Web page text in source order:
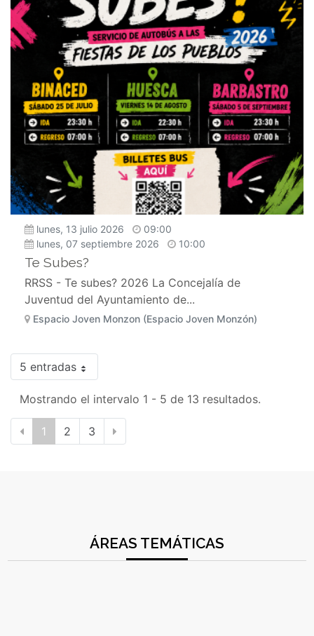
lunes, 13 julio 2026
09:00
lunes, 07 septiembre 2026
10:00
Te Subes?
RRSS - Te subes? 2026 La Concejalía de
Juventud del Ayuntamiento de...
Espacio Joven Monzon (Espacio Joven Monzón)
5 entradas
Mostrando el intervalo 1 - 5 de 13 resultados.
1 2 3
ÁREAS TEMÁTICAS